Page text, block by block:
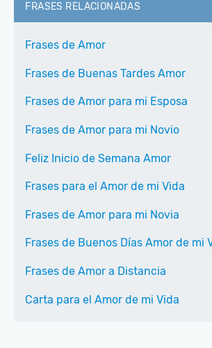
FRASES RELACIONADAS
Frases de Amor
Frases de Buenas Tardes Amor
Frases de Amor para mi Esposa
Frases de Amor para mi Novio
Feliz Inicio de Semana Amor
Frases para el Amor de mi Vida
Frases de Amor para mi Novia
Frases de Buenos Días Amor de mi
Frases de Amor a Distancia
Carta para el Amor de mi Vida